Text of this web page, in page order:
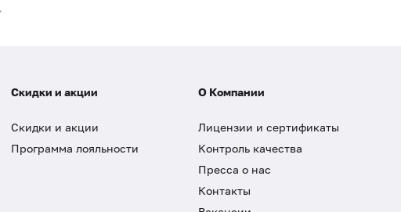
Скидки и акции
Скидки и акции
Программа лояльности
О Компании
Лицензии и сертификаты
Контроль качества
Пресса о нас
Контакты